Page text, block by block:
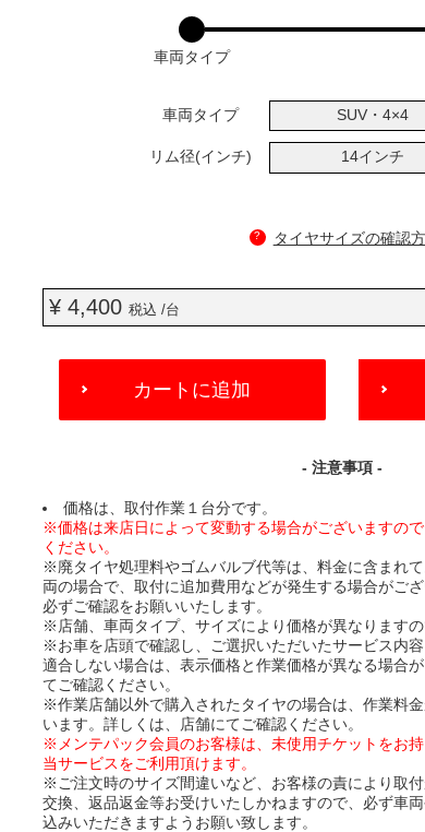
車両タイプ
車両タイプ SUV・4×4
リム径(インチ) 14インチ
? タイヤサイズの確認
¥ 4,400税込 /台
ADD
CART
カートに追加
- 注意事項 -
価格は、取付作業１台分です。
※価格は来店日によって変動する場合がございますの
ください。
※廃タイヤ処理料やゴムバルブ代等は、料金に含まれ
両の場合で、取付に追加費用などが発生する場合がご
必ずご確認をお願いいたします。
※店舗、車両タイプ、サイズにより価格が異なりますの
※お車を店頭で確認し、ご選択いただいたサービス内
適合しない場合は、表示価格と作業価格が異なる場合
てご確認ください。
※作業店舗以外で購入されたタイヤの場合は、作業料
います。詳しくは、店舗にてご確認ください。
※メンテパック会員のお客様は、未使用チケットをお
当サービスをご利用頂けます。
※ご注文時のサイズ間違いなど、お客様の責により取
交換、返品返金等お受けいたしかねますので、必ず車
込みいただきますようお願い致します。